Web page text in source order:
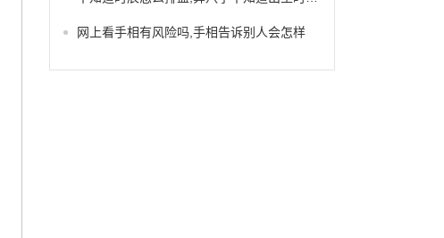
网上看手相有风险吗,手相告诉别人会怎样